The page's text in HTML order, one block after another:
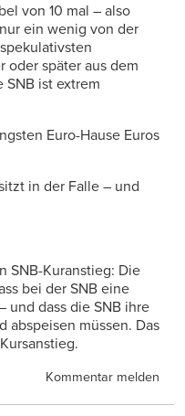
von 10 mal – also
ein wenig von der
oder später aus dem
SNB ist extrem
Euro-Hause Euros
in der Falle – und
SNB-Kuranstieg: Die
bei der SNB eine
und dass die SNB ihre
abspeisen müssen. Das
Kommentar melden